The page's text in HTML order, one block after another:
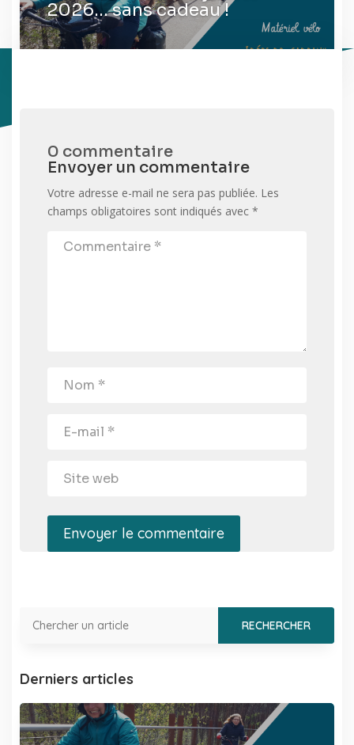
2026… sans cadeau !
0 commentaire
Envoyer un commentaire
Votre adresse e-mail ne sera pas publiée. Les
champs obligatoires sont indiqués avec *
Envoyer le commentaire
Derniers articles